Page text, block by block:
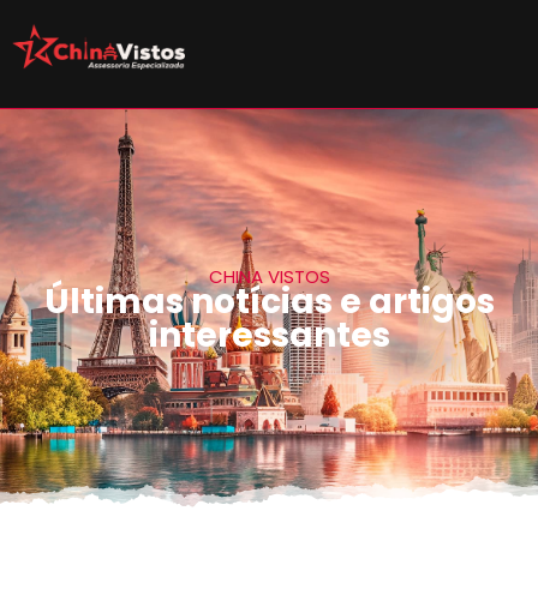
CHINA VISTOS
Últimas notícias e artigos
interessantes